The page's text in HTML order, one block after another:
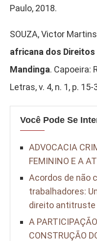
Paulo, 2018.
SOUZA, Victor
africana dos Direitos
Mandinga. Capoeira:
Letras, v. 4, n. 1, p. 15-
Você Pode Se
ADVOCACIA
FEMININO E A
Acordos de não
trabalhadores:
direito
A
CONSTRUÇÃO